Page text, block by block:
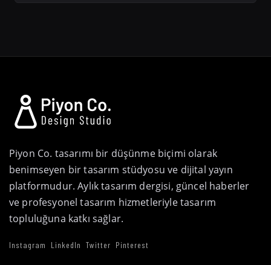
Piyon Co. tasarımı bir düşünme biçimi olarak
benimseyen bir tasarım stüdyosu ve dijital yayın
platformudur. Aylık tasarım dergisi, güncel haberler
ve profesyonel tasarım hizmetleriyle tasarım
topluluğuna katkı sağlar.
Instagram LinkedIn Twitter Pinterest